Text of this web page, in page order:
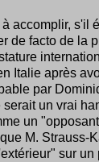
accomplir, s'il
de facto de la
Italie après
par
un vrai
un
M. Strauss-
sur